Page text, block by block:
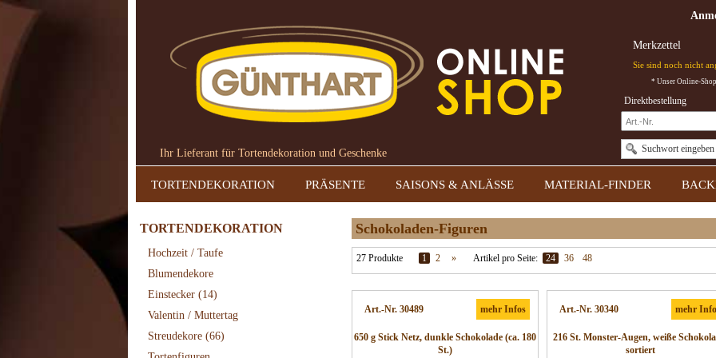
Ihr Lieferant für Tortendekoration und Geschenke
Merkzettel
Sie sind noch nicht
* Unser Online-
Suchwort eingeben
Direktbestellung
TORTENDEKORATION PRÄSENTE SAISONS & ANLÄSSE MATERIAL-FINDER
TORTENDEKORATION
Hochzeit / Taufe
Blumendekore
Einstecker (14)
Valentin / Muttertag
Streudekore (66)
Schokoladen-Figuren
27 Produkte 1 2 » Artikel pro Seite: 24 36 48
Art.-Nr. 30489 mehr Infos
650 g Stick Netz, dunkle Schokolade (ca. 180
St.)
Art.-Nr. 30340 mehr
216 St. Monster-Augen, weiße
sortiert